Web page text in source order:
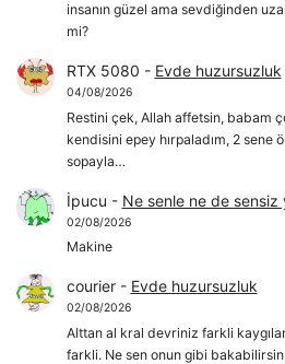
insanın güzel ama sevdiğinden
mi?
RTX 5080 - Evde huzursuzluk
04/08/2026
Restini çek, Allah affetsin, babam
kendisini epey hırpaladım, 2 sene
sopayla…
İpucu - Ne senle ne de sensiz
02/08/2026
Makine
courier- Evde huzursuzluk
02/08/2026
Alttan al kral devriniz farkli
farkli. Ne sen onun gibi